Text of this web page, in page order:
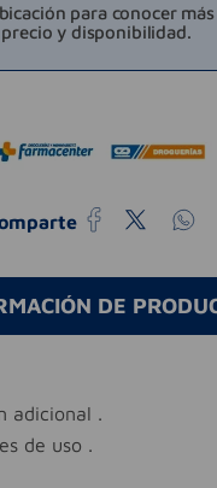
para conocer
precio y disponibilidad.
DE
adicional .
de uso .